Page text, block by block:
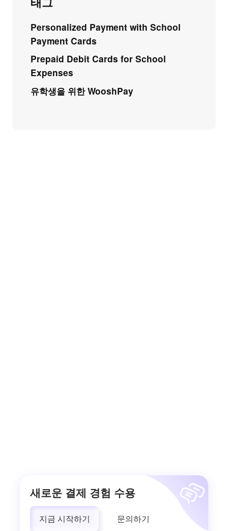
Personalized Payment with School
Payment Cards
Prepaid Debit Cards for School
Expenses
유학생을 위한 WooshPay
새로운 결제 경험 수용
지금 시작하기 문의하기